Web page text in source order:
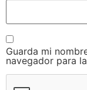
Guarda mi
navegador para